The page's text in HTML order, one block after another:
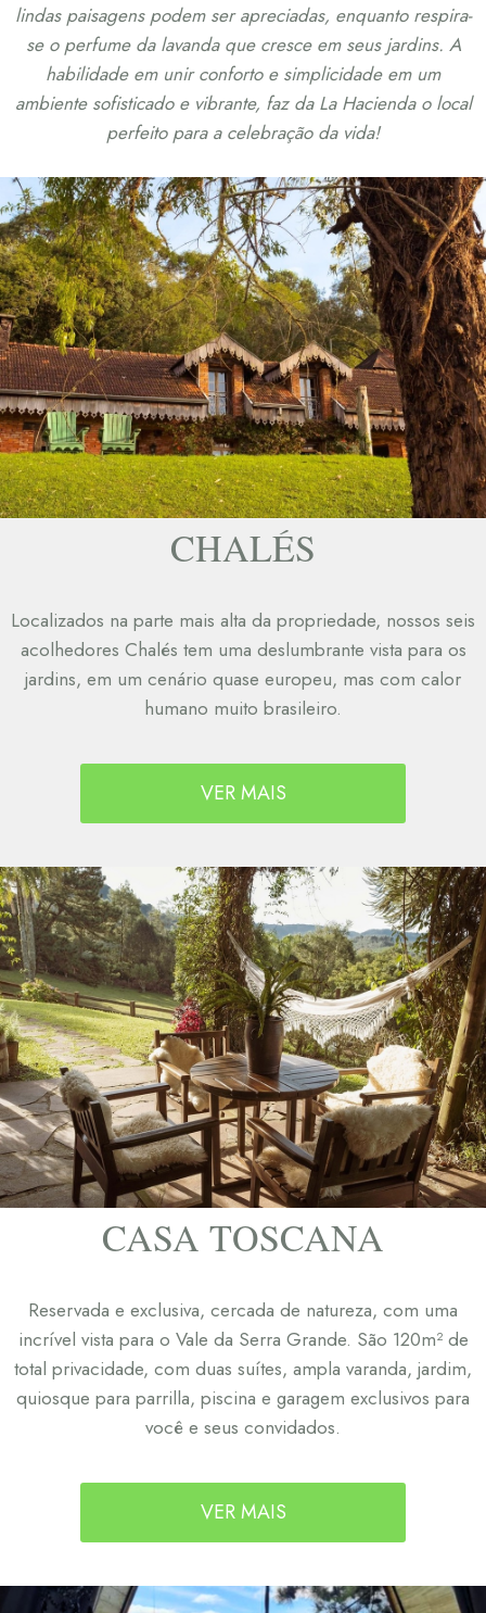
lindas paisagens podem ser apreciadas, enquanto respira-
se o perfume da lavanda que cresce em seus jardins. A
habilidade em unir conforto e simplicidade em um
ambiente sofisticado e vibrante, faz da La Hacienda o local
perfeito para a celebração da vida!
CHALÉS
Localizados na parte mais alta da propriedade, nossos seis
acolhedores Chalés tem uma deslumbrante vista para os
jardins, em um cenário quase europeu, mas com calor
humano muito brasileiro.
VER MAIS
CASA TOSCANA
Reservada e exclusiva, cercada de natureza, com uma
incrível vista para o Vale da Serra Grande. São 120m² de
total privacidade, com duas suítes, ampla varanda, jardim,
quiosque para parrilla, piscina e garagem exclusivos para
você e seus convidados.
VER MAIS